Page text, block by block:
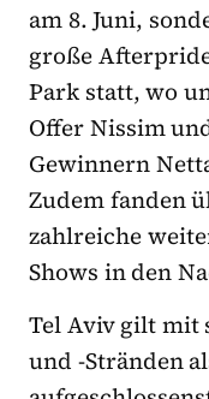
am 8. Juni,
große
Park statt, wo
Offer Nissim
Gewinnern
Zudem fanden
zahlreiche
Shows in den
Tel Aviv gilt mit
und -Stränden